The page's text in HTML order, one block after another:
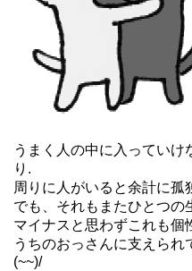
うまく人の中に入っていけ
り.
周りに人がいると余計に孤
でも、それもまたひとつの
マイナスと思わずこれも個
うちのおっさんに支えら
(~~)/